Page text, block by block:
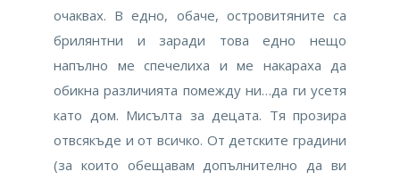
очаквах. В едно, обаче, островитяните са
брилянтни и заради това едно нещо
напълно ме спечелиха и ме накараха да
обикна различията помежду ни…да ги усетя
като дом. Мисълта за децата. Тя прозира
отвсякъде и от всичко. От детските градини
(за които обещавам допълнително да ви